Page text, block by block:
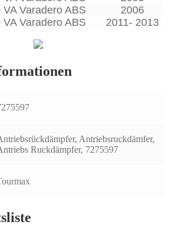
Varadero ABS
2006
Varadero ABS
2011- 2013
Antriebsruckdämfer,
Ruckdämpfer, 7275597